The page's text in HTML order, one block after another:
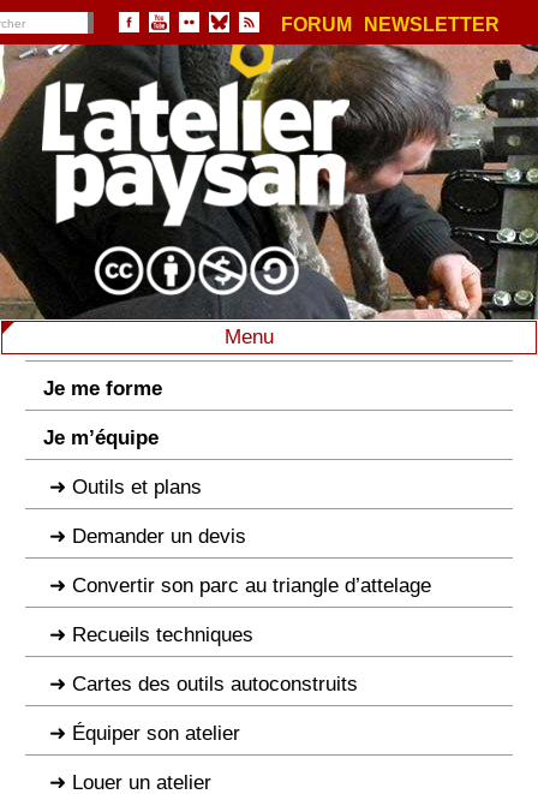
FORUM NEWSLETTER
Menu
Je me forme
Je m’équipe
Outils et plans
Demander un devis
Convertir son parc au triangle d’attelage
Recueils techniques
Cartes des outils autoconstruits
Équiper son atelier
Louer un atelier